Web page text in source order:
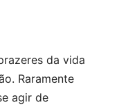
da vida
Raramente
agir de